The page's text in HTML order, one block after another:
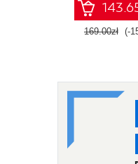
169.00zł (-